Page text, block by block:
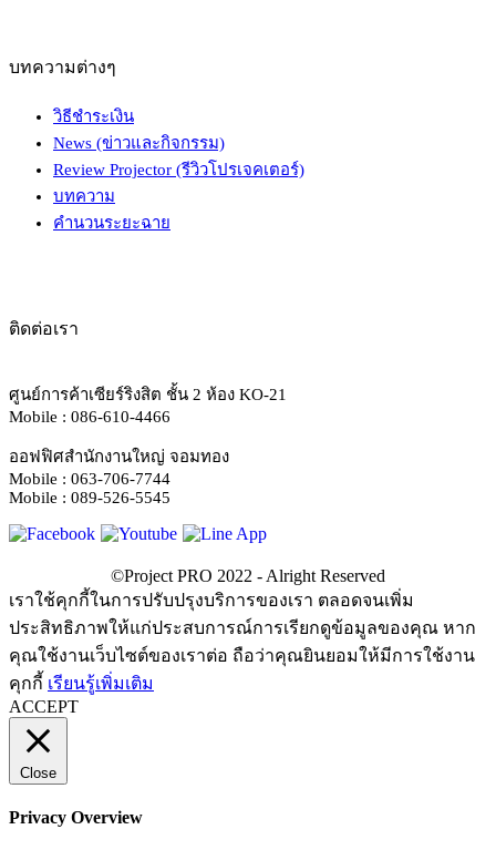
บทความต่างๆ
วิธีชำระเงิน
News (ข่าวและกิจกรรม)
Review Projector (รีวิวโปรเจคเตอร์)
บทความ
คำนวนระยะฉาย
ติดต่อเรา
ศูนย์การค้าเซียร์ริงสิต ชั้น 2 ห้อง KO-21
Mobile : 086-610-4466
ออฟฟิศสำนักงานใหญ่ จอมทอง
Mobile : 063-706-7744
Mobile : 089-526-5545
เราใช้คุกกี้ในการปรับปรุงบริการของเรา ตลอดจนเพิ่ม
ประสิทธิภาพให้แก่ประสบการณ์การเรียกดูข้อมูลของคุณ หาก
คุณใช้งานเว็บไซต์ของเราต่อ ถือว่าคุณยินยอมให้มีการใช้งาน
คุกกี้ เรียนรู้เพิ่มเติม
ACCEPT
Close
Privacy Overview